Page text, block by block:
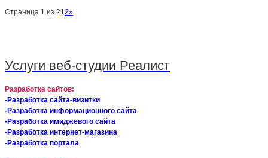
Страница 1 из 212»
Услуги веб-студии Реалист
Разработка сайтов:
-Разработка сайта-визитки
-Разработка информационного сайта
-Разработка имиджевого сайта
-Разработка интернет-магазина
-Разработка портала